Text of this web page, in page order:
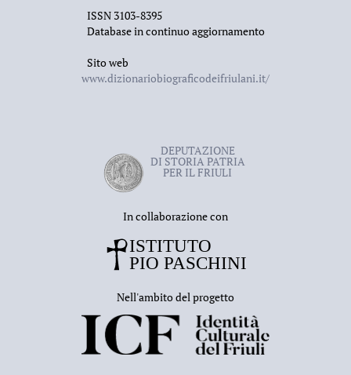
ISSN 3103-8395
Database in continuo aggiornamento
Sito web
www.dizionariobiograficodeifriulani.it/
DEPUTAZIONE
DI STORIA PATRIA
PER IL FRIULI
In collaborazione con
Nell'ambito del progetto